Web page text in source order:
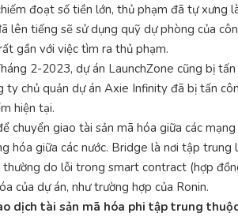
đoạt số tiền lớn, thủ phạm đã tự
lên tiếng sẽ sử dụng quỹ dự phòng của
gần với việc tìm ra thủ phạm.
2-2023, dự án LaunchZone cũng bị
ty chủ quản dự án Axie Infinity đã bị tấn
hiện tại.
chuyển giao tài sản mã hóa giữa các
hóa giữa các nước. Bridge là nơi tập
do lỗi trong smart contract (hợp
của dự án, như trường hợp của Ronin.
dịch tài sản mã hóa phi tập trung